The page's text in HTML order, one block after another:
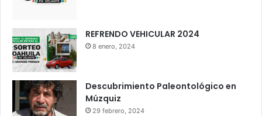
REFRENDO VEHICULAR 2024
8 enero, 2024
Descubrimiento Paleontológico en
Múzquiz
29 febrero, 2024